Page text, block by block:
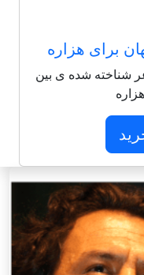
برای هزاره
بی نظیر از 125 شاعر شناخته شده ی بین